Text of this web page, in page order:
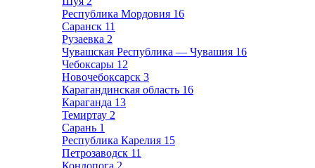
Республика Мордовия 16
Саранск 11
Рузаевка 2
Чувашская Республика — Чувашия 16
Чебоксары 12
Новочебоксарск 3
Карагандинская область 16
Караганда 13
Темиртау 2
Сарань 1
Республика Карелия 15
Петрозаводск 11
Кондопога 2